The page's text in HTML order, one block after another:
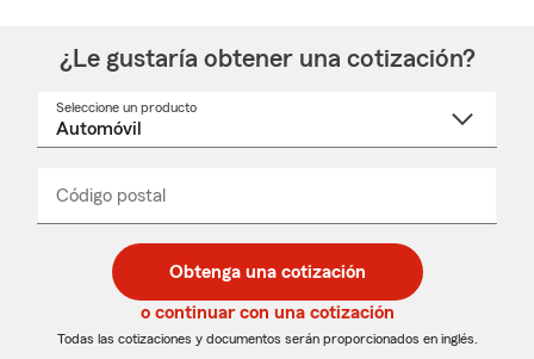
¿Le gustaría obtener una cotización?
Seleccione un producto
desplegable
Código postal
de
5
dígitos
de
5
dígitos
_____
Obtenga una cotización
o continuar con una cotización
Todas las cotizaciones y documentos serán proporcionados en inglés.